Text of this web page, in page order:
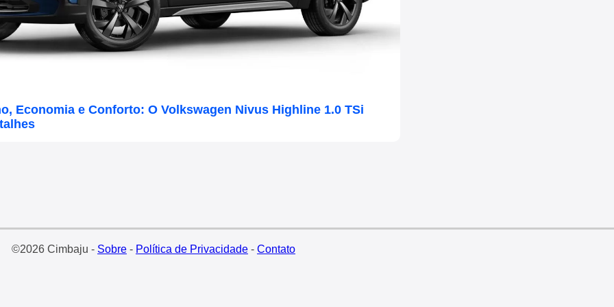
Economia e Conforto: O Volkswagen Nivus Highline 1.0 TSi
©2026 Cimbaju - Sobre- Política de Privacidade- Contato